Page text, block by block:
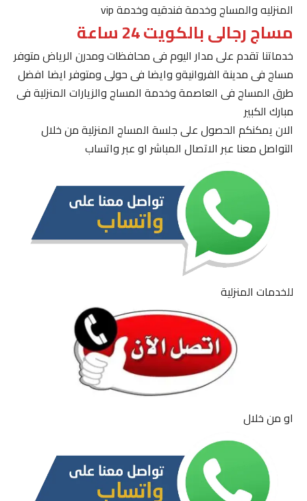
المنزليه والمساج وخدمة فندقيه وخدمة vip
مساج رجالى بالكويت 24 ساعة
خدماتنا تقدم على مدار اليوم فى محافظات ومدرن الرياض متوفر
مساج فى مدينة الفروانيةو وايضا فى حولى ومتوفر ايضا افضل
طرق المساج فى العاصمة وخدمة المساج والزيارات المنزلية فى
مبارك الكبير
الان يمكنكم الحصول على جلسة المساج المنزلية من خلال
التواصل معنا عبر الاتصال المباشر او عبر واتساب
للخدمات المنزلية
او من خلال